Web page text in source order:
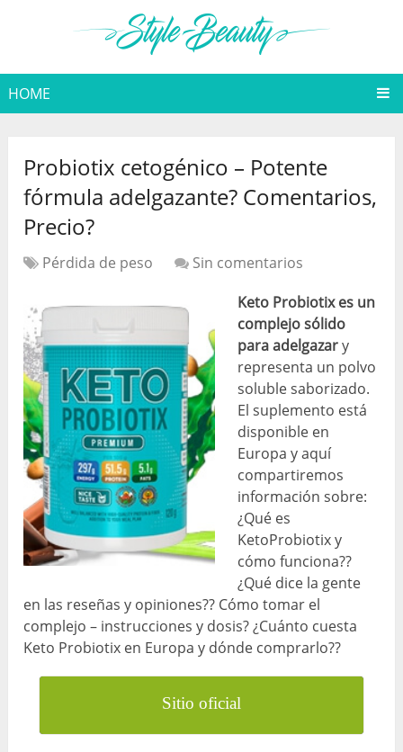
HOME
Probiotix cetogénico – Potente
fórmula adelgazante? Comentarios,
Precio?
Pérdida de peso
Sin comentarios
Keto Probiotix es un
complejo sólido
para adelgazary
representa un polvo
soluble saborizado.
El suplemento está
disponible en
Europa y aquí
compartiremos
información sobre:
¿Qué es
KetoProbiotix y
cómo funciona??
¿Qué dice la gente
en las reseñas y opiniones?? Cómo tomar el
complejo – instrucciones y dosis? ¿Cuánto cuesta
Keto Probiotix en Europa y dónde comprarlo??
Sitio oficial